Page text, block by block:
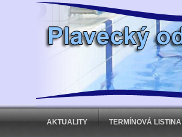
AKTUALITY TERMÍNOVÁ LISTINA